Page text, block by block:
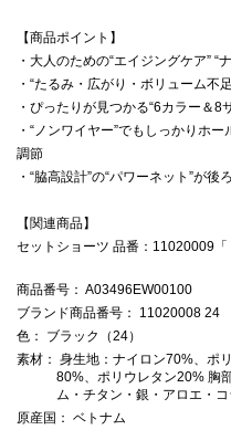
【商品ポイント】
・大人のための“エイジングケア” “
・“たるみ・広がり・ボリューム不
・ぴったりが見つかる“6カラー＆8
・“ノンワイヤー”でもしっかりホ
調節
・“脇高設計”の“パワーネット”が後
【関連商品】
セットショーツ 品番：11020009「
商品番号 ： A03496EW00100
ブランド商品番号 ： 11020008 24
色 ： ブラック（24）
素材 ： 身生地：ナイロン70%、ポ
80%、ポリウレタン20% 胸
ム・チタン・銀・アロエ・
原産国 ： ベトナム